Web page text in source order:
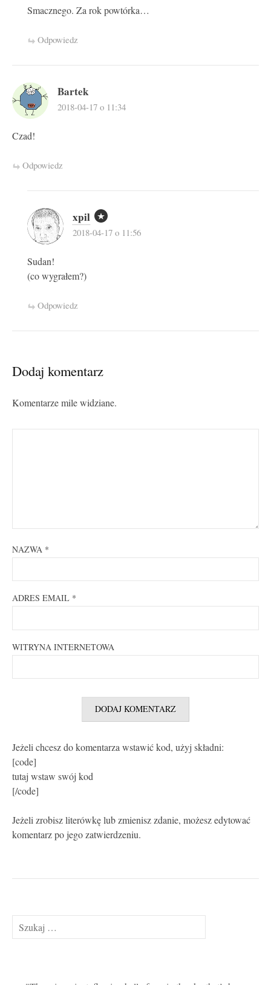
Smacznego. Za rok powtórka…
Odpowiedz
Bartek
2018-04-17 o 11:34
Czad!
Odpowiedz
xpil
2018-04-17 o 11:56
Sudan!
(co wygrałem?)
Odpowiedz
Dodaj komentarz
Komentarze mile widziane.
NAZWA *
ADRES EMAIL *
WITRYNA INTERNETOWA
Jeżeli chcesz do komentarza wstawić kod, użyj składni:
[code]
tutaj wstaw swój kod
[/code]
Jeżeli zrobisz literówkę lub zmienisz zdanie, możesz edytować
komentarz po jego zatwierdzeniu.
Szukaj: